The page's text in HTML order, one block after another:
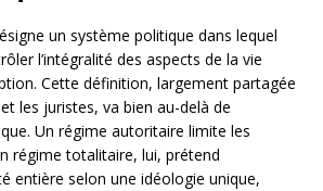
un système politique dans lequel
l’intégralité des aspects de la vie
Cette définition, largement partagée
les juristes, va bien au-delà de
Un régime autoritaire limite les
régime totalitaire, lui, prétend
entière selon une idéologie unique,